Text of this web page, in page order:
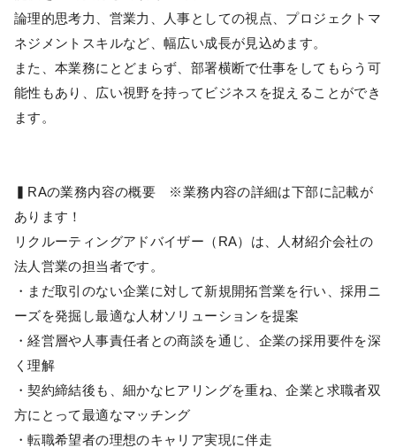
論理的思考力、営業力、人事としての視点、プロジェクトマ
ネジメントスキルなど、幅広い成長が見込めます。
また、本業務にとどまらず、部署横断で仕事をしてもらう可
能性もあり、広い視野を持ってビジネスを捉えることができ
ます。
▍RAの業務内容の概要 ※業務内容の詳細は下部に記載が
あります！
リクルーティングアドバイザー（RA）は、人材紹介会社の
法人営業の担当者です。
・まだ取引のない企業に対して新規開拓営業を行い、採用ニ
ーズを発掘し最適な人材ソリューションを提案
・経営層や人事責任者との商談を通じ、企業の採用要件を深
く理解
・契約締結後も、細かなヒアリングを重ね、企業と求職者双
方にとって最適なマッチング
・転職希望者の理想のキャリア実現に伴走